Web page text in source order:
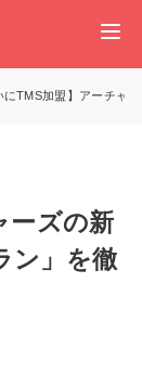
にTMS加盟】アーチャ
ーズの新
ン」を徹